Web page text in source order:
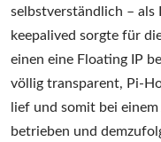
Hole
mit
keepalived
und
DRBD,
selbstverständlich –
keepalived sorgte für
einen eine Floating IP
völlig transparent, Pi-
lief und somit bei
betrieben und